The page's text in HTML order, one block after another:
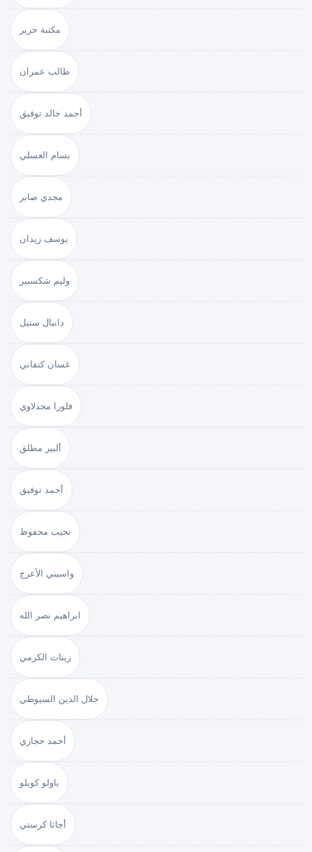
مكتبة جرير
طالب عمران
أحمد خالد توفيق
بسام العسلي
مجدي صابر
يوسف زيدان
وليم شكسبير
دانيال ستيل
غسان كنفاني
فلورا مجدلاوي
ألبير مطلق
أحمد توفيق
نجيب محفوظ
واسيني الأعرج
ابراهيم نصر الله
زينات الكرمي
جلال الدين السيوطي
أحمد حجازي
باولو كويلو
أجاثا كرستي